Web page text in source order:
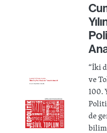
“İki
ve
100.
de